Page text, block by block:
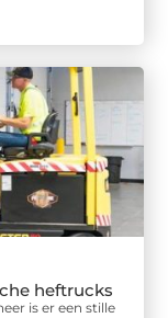
heftrucks
is er een stille